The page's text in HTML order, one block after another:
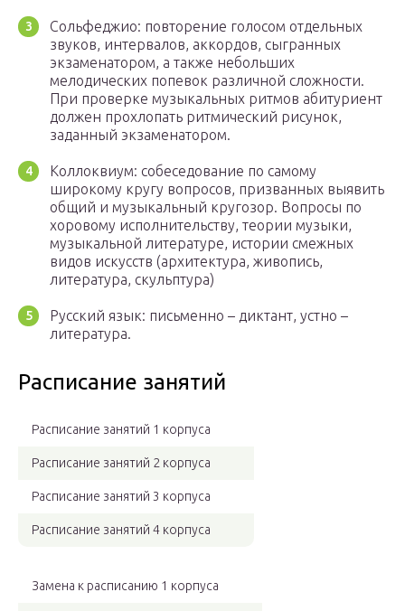
Сольфеджио: повторение голосом отдельных
звуков, интервалов, аккордов, сыгранных
экзаменатором, а также небольших
мелодических попевок различной сложности.
При проверке музыкальных ритмов абитуриент
должен прохлопать ритмический рисунок,
заданный экзаменатором.
Коллоквиум: собеседование по самому
широкому кругу вопросов, призванных выявить
общий и музыкальный кругозор. Вопросы по
хоровому исполнительству, теории музыки,
музыкальной литературе, истории смежных
видов искусств (архитектура, живопись,
литература, скульптура)
Русский язык: письменно – диктант, устно –
литература.
Расписание занятий
Расписание занятий 1 корпуса
Расписание занятий 2 корпуса
Расписание занятий 3 корпуса
Расписание занятий 4 корпуса
Замена к расписанию 1 корпуса